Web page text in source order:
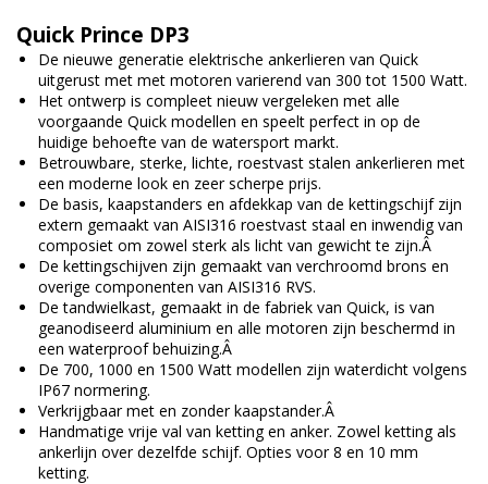
Quick Prince DP3
De nieuwe generatie elektrische ankerlieren van Quick
uitgerust met met motoren varierend van 300 tot 1500 Watt.
Het ontwerp is compleet nieuw vergeleken met alle
voorgaande Quick modellen en speelt perfect in op de
huidige behoefte van de watersport markt.
Betrouwbare, sterke, lichte, roestvast stalen ankerlieren met
een moderne look en zeer scherpe prijs.
De basis, kaapstanders en afdekkap van de kettingschijf zijn
extern gemaakt van AISI316 roestvast staal en inwendig van
composiet om zowel sterk als licht van gewicht te zijn.Â
De kettingschijven zijn gemaakt van verchroomd brons en
overige componenten van AISI316 RVS.
De tandwielkast, gemaakt in de fabriek van Quick, is van
geanodiseerd aluminium en alle motoren zijn beschermd in
een waterproof behuizing.Â
De 700, 1000 en 1500 Watt modellen zijn waterdicht volgens
IP67 normering.
Verkrijgbaar met en zonder kaapstander.Â
Handmatige vrije val van ketting en anker. Zowel ketting als
ankerlijn over dezelfde schijf. Opties voor 8 en 10 mm
ketting.